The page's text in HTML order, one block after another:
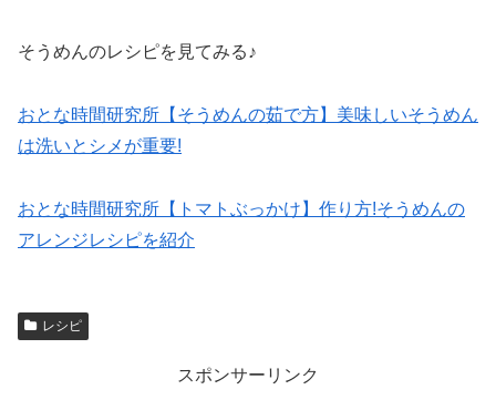
そうめんのレシピを見てみる♪
おとな時間研究所【そうめんの茹で方】美味しいそうめん
は洗いとシメが重要!
おとな時間研究所【トマトぶっかけ】作り方!そうめんの
アレンジレシピを紹介
レシピ
スポンサーリンク